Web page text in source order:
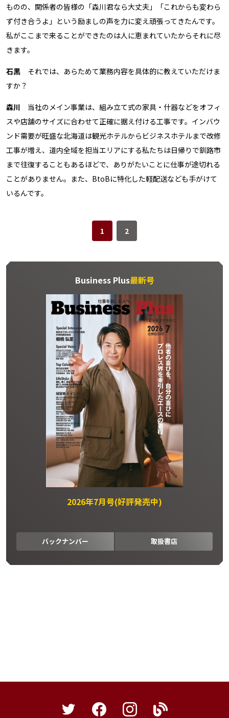
ものの、関係者の皆様の「森川君なら大丈夫」「これからも変わら
ず付き合うよ」という励ましの声を力に変え頑張ってきたんです。
私がここまで来ることができたのは人に恵まれていたから――それに尽
きます。
石黒 それでは、あらためて業務内容を具体的に教えていただけま
すか？
森川 当社のメイン事業は、組み立て式の家具・什器などをオフィ
スや店舗のサイズに合わせて正確に据え付ける工事です。インバウ
ンド需要が旺盛な北海道は観光ホテルからビジネスホテルまで改修
工事が増え、道内全域を担当エリアにする私たちは日帰りで釧路市
まで往復することもあるほどで、ありがたいことに仕事が途切れる
ことがありません。また、BtoBに特化した軽配送なども手がけて
いるんです。
1 2
Business Plus最新号
2026年7月号(好評発売中)
バックナンバー 取扱書店